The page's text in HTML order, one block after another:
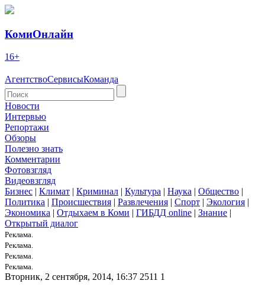
КомиОнлайн
16+
АгентствоСервисыКоманда
Новости
Интервью
Репортажи
Обзоры
Полезно знать
Комментарии
Фотовзгляд
Видеовзгляд
Бизнес | Климат | Криминал | Культура | Наука | Общество |
Политика | Происшествия | Развлечения | Спорт | Экология |
Экономика | Отдыхаем в Коми | ГИБДД online | Знание |
Открытый диалог
Реклама.
Реклама.
Реклама.
Реклама.
Вторник, 2 сентября, 2014, 16:37 2511 1